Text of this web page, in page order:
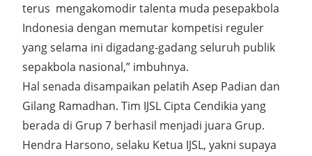
terus mengakomodir talenta muda pesepakbola
Indonesia dengan memutar kompetisi reguler
yang selama ini digadang-gadang seluruh publik
sepakbola nasional,” imbuhnya.
Hal senada disampaikan pelatih Asep Padian dan
Gilang Ramadhan. Tim IJSL Cipta Cendikia yang
berada di Grup 7 berhasil menjadi juara Grup.
Hendra Harsono, selaku Ketua IJSL, yakni supaya